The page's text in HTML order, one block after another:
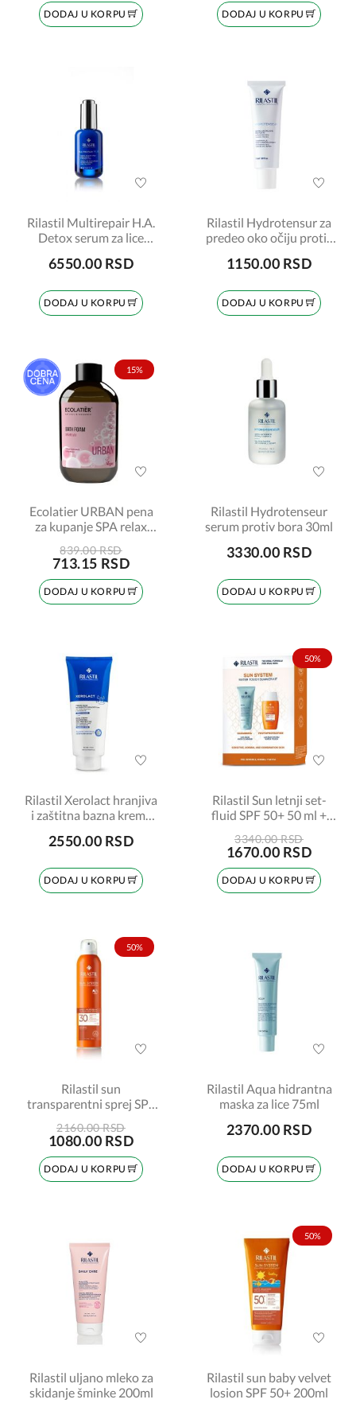
DODAJ U KORPU DODAJ U KORPU
Rilastil Multirepair H.A.
Detox serum za lice
6550.00 RSD
DODAJ U KORPU
Rilastil Hydrotensur za
predeo oko očiju protiv
1150.00 RSD
DODAJ U KORPU
15%
Ecolatier URBAN pena
za kupanje SPA relax
839.00 RSD
713.15 RSD
DODAJ U KORPU
Rilastil Hydrotenseur
serum protiv bora 30ml
3330.00 RSD
DODAJ U KORPU
Rilastil Xerolact hranjiva
i zaštitna bazna krema
2550.00 RSD
DODAJ U KORPU
50%
Rilastil Sun letnji set-
fluid SPF 50+ 50 ml +
100 ml
3340.00 RSD
1670.00 RSD
DODAJ U KORPU
50%
Rilastil sun
transparentni sprej SPF
2160.00 RSD
1080.00 RSD
DODAJ U KORPU
Rilastil Aqua hidrantna
maska za lice 75ml
2370.00 RSD
DODAJ U KORPU
Rilastil uljano mleko za
skidanje šminke 200ml
50%
Rilastil sun baby velvet
losion SPF 50+ 200ml